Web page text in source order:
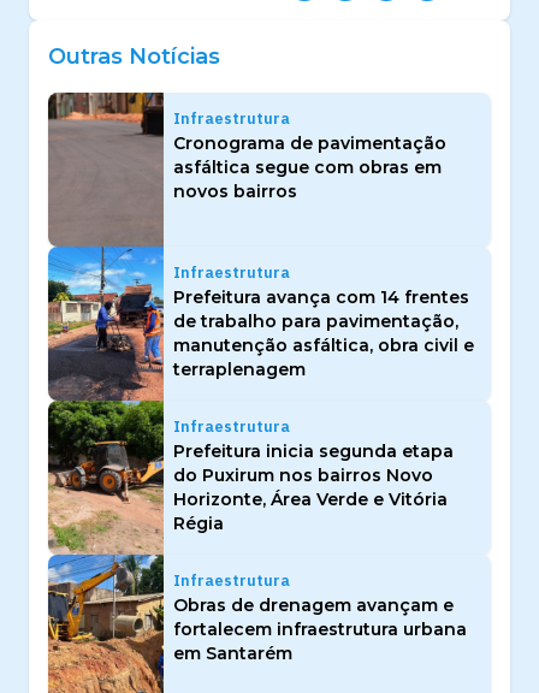
Outras Notícias
Infraestrutura
Cronograma de pavimentação
asfáltica segue com obras em
novos bairros
Infraestrutura
Prefeitura avança com 14 frentes
de trabalho para pavimentação,
manutenção asfáltica, obra civil e
terraplenagem
Infraestrutura
Prefeitura inicia segunda etapa
do Puxirum nos bairros Novo
Horizonte, Área Verde e Vitória
Régia
Infraestrutura
Obras de drenagem avançam e
fortalecem infraestrutura urbana
em Santarém